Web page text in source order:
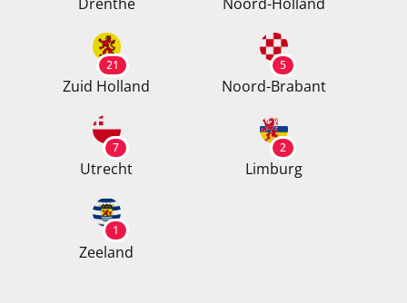
21
Zuid Holland
5
Noord-Brabant
7
Utrecht
2
Limburg
1
Zeeland